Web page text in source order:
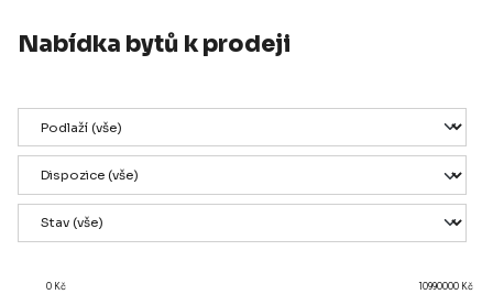
Nabídka bytů k prodeji
0 Kč 10990000 Kč